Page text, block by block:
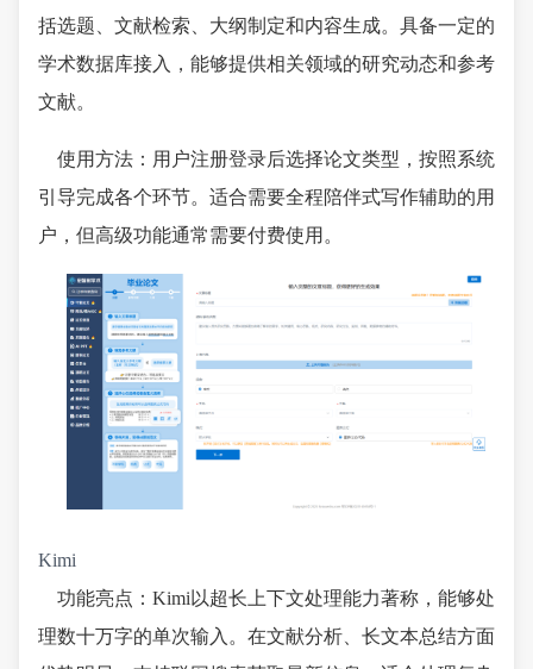
括选题、文献检索、大纲制定和内容生成。具备一定的
学术数据库接入，能够提供相关领域的研究动态和参考
文献。
使用方法：用户注册登录后选择论文类型，按照系统
引导完成各个环节。适合需要全程陪伴式写作辅助的用
户，但高级功能通常需要付费使用。
Kimi
功能亮点：Kimi以超长上下文处理能力著称，能够处
理数十万字的单次输入。在文献分析、长文本总结方面